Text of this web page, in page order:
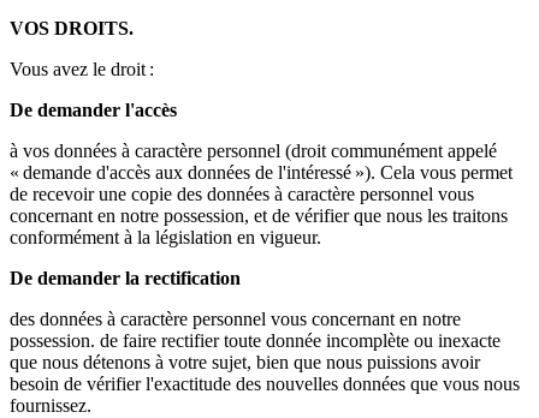
VOS DROITS.
Vous avez le droit :
De demander l'accès
à vos données à caractère personnel (droit communément appelé
« demande d'accès aux données de l'intéressé »). Cela vous permet
de recevoir une copie des données à caractère personnel vous
concernant en notre possession, et de vérifier que nous les traitons
conformément à la législation en vigueur.
De demander la rectification
des données à caractère personnel vous concernant en notre
possession. de faire rectifier toute donnée incomplète ou inexacte
que nous détenons à votre sujet, bien que nous puissions avoir
besoin de vérifier l'exactitude des nouvelles données que vous nous
fournissez.